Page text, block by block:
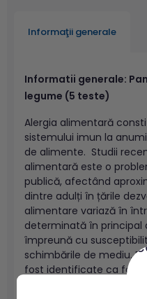
Informaţii generale
Informatii generale:
legume (5 teste)
Alergia alimentară
sistemului imun la
de alimente. Studii
alimentară este o
publică, afectând
dintre adulți în țările
alimentare variază în
determinată în principal
împreună cu
schimbările de mediu.
fost identificate ca